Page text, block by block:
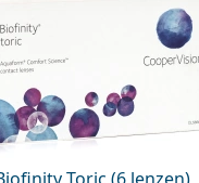
Toric (6 lenzen)